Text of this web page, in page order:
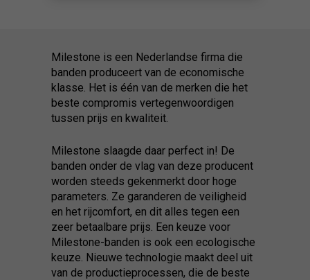
Milestone is een Nederlandse firma die
banden produceert van de economische
klasse. Het is één van de merken die het
beste compromis vertegenwoordigen
tussen prijs en kwaliteit.
Milestone slaagde daar perfect in! De
banden onder de vlag van deze producent
worden steeds gekenmerkt door hoge
parameters. Ze garanderen de veiligheid
en het rijcomfort, en dit alles tegen een
zeer betaalbare prijs. Een keuze voor
Milestone-banden is ook een ecologische
keuze. Nieuwe technologie maakt deel uit
van de productieprocessen, die de beste